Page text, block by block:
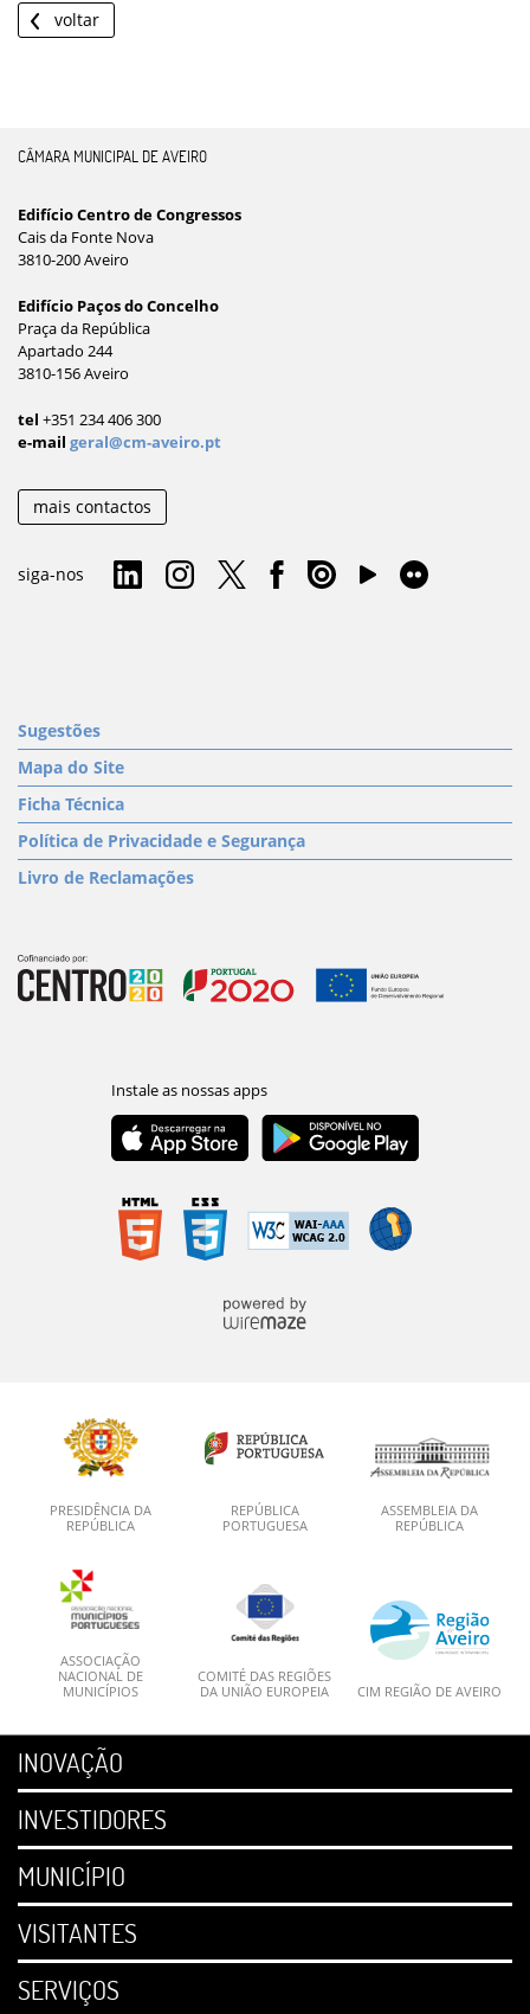
voltar
CÂMARA MUNICIPAL DE AVEIRO
Edifício Centro de Congressos
Cais da Fonte Nova
3810-200 Aveiro
Edifício Paços do Concelho
Praça da República
Apartado 244
3810-156 Aveiro
tel +351 234 406 300
e-mail geral@cm-aveiro.pt
mais contactos
siga-nos
Sugestões
Mapa do Site
Ficha Técnica
Política de Privacidade e Segurança
Livro de Reclamações
PRESIDÊNCIA DA
REPÚBLICA
REPÚBLICA
PORTUGUESA
ASSEMBLEIA DA
REPÚBLICA
ASSOCIAÇÃO
NACIONAL DE
MUNICÍPIOS
COMITÉ DAS REGIÕES
DA UNIÃO EUROPEIA
CIM REGIÃO DE AVEIRO
INOVAÇÃO
INVESTIDORES
MUNICÍPIO
VISITANTES
SERVIÇOS